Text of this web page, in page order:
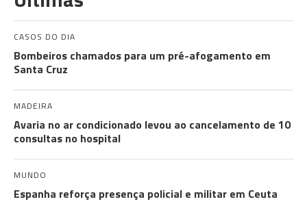
CASOS DO DIA
Bombeiros chamados para um pré-afogamento em
Santa Cruz
MADEIRA
Avaria no ar condicionado levou ao cancelamento de 10
consultas no hospital
MUNDO
Espanha reforça presença policial e militar em Ceuta